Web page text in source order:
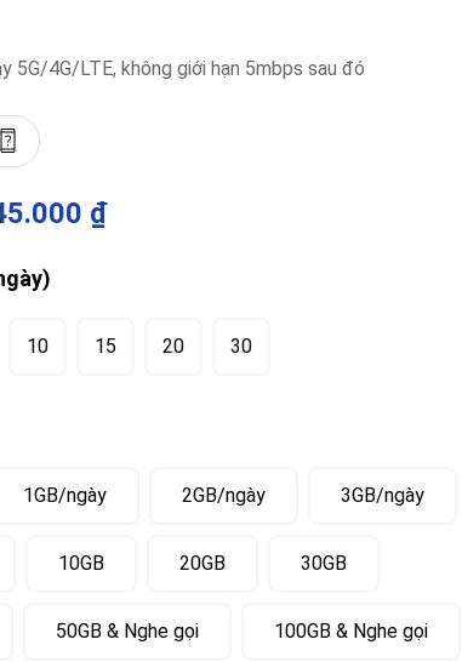
5G/4G/LTE, không giới hạn 5mbps sau đó
₫
10 15 20 30
1GB/ngày 2GB/ngày 3GB/ngày
10GB 20GB 30GB
50GB & Nghe gọi 100GB & Nghe gọi